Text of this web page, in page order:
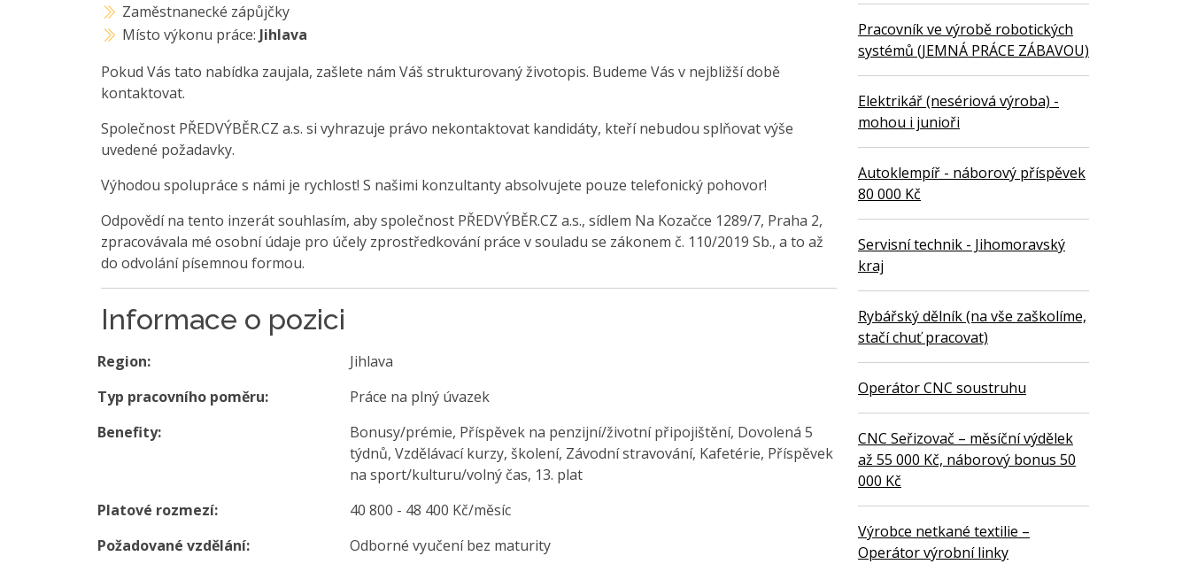
Zaměstnanecké zápůjčky
Místo výkonu práce: Jihlava
Pokud Vás tato nabídka zaujala, zašlete nám Váš strukturovaný životopis. Budeme Vás v nejbližší době
kontaktovat.
Společnost PŘEDVÝBĚR.CZ a.s. si vyhrazuje právo nekontaktovat kandidáty, kteří nebudou splňovat výše
uvedené požadavky.
Výhodou spolupráce s námi je rychlost! S našimi konzultanty absolvujete pouze telefonický pohovor!
Odpovědí na tento inzerát souhlasím, aby společnost PŘEDVÝBĚR.CZ a.s., sídlem Na Kozačce 1289/7, Praha 2,
zpracovávala mé osobní údaje pro účely zprostředkování práce v souladu se zákonem č. 110/2019 Sb., a to až
do odvolání písemnou formou.
Informace o pozici
Region:
Jihlava
Typ pracovního poměru:
Práce na plný úvazek
Benefity:
Bonusy/prémie, Příspěvek na penzijní/životní připojištění, Dovolená 5
týdnů, Vzdělávací kurzy, školení, Závodní stravování, Kafetérie, Příspěvek
na sport/kulturu/volný čas, 13. plat
Platové rozmezí:
40 800 - 48 400 Kč/měsíc
Požadované vzdělání:
Odborné vyučení bez maturity
Pracovník ve výrobě robotických
systémů (JEMNÁ PRÁCE ZÁBAVOU)
Elektrikář (nesériová výroba) -
mohou i junioři
Autoklempíř - náborový příspěvek
80 000 Kč
Servisní technik - Jihomoravský
kraj
Rybářský dělník (na vše zaškolíme,
stačí chuť pracovat)
Operátor CNC soustruhu
CNC Seřizovač – měsíční výdělek
až 55 000 Kč, náborový bonus 50
000 Kč
Výrobce netkané textilie –
Operátor výrobní linky